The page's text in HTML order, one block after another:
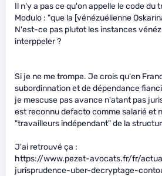
Il n'y a pas ce qu'on appelle le code du
Modulo : "que la [vénézuélienne
N'est-ce pas plutot les instances
interppeler ?
Si je ne me trompe. Je crois qu'en
subordinnation et de dépendance
je mescuse pas avance n'atant pas
est reconnu defacto comme salarié et
"travailleurs indépendant" de la
J'ai retrouvé ça :
https://www.pezet-avocats.fr/fr/
jurisprudence-uber-decryptage-